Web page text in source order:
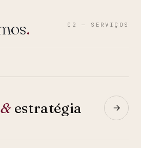
. 02 — SERVIÇOS
&estratégia